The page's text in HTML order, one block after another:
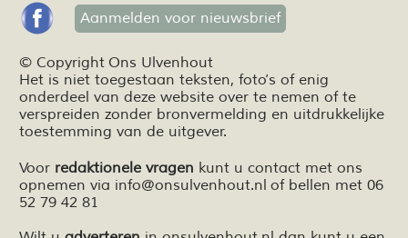
Aanmelden voor nieuwsbrief
© Copyright Ons Ulvenhout
Het is niet toegestaan teksten, foto’s of enig
onderdeel van deze website over te nemen of te
verspreiden zonder bronvermelding en uitdrukkelijke
toestemming van de uitgever.
Voor redaktionele vragen kunt u contact met ons
opnemen via info@onsulvenhout.nl of bellen met 06
52 79 42 81